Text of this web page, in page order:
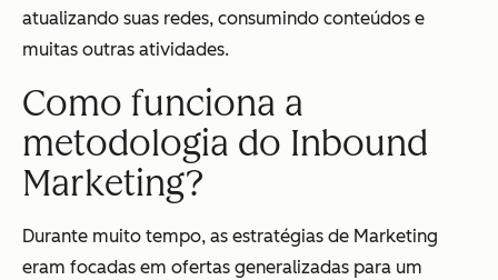
atualizando suas redes, consumindo conteúdos e
muitas outras atividades.
Como funciona a
metodologia do Inbound
Marketing?
Durante muito tempo, as estratégias de Marketing
eram focadas em ofertas generalizadas para um